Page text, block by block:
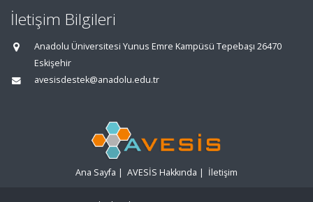
İletişim Bilgileri
Anadolu Üniversitesi Yunus Emre Kampüsü Tepebaşı 26470
Eskişehir
avesisdestek@anadolu.edu.tr
Ana Sayfa | AVESİS Hakkında | İletişim